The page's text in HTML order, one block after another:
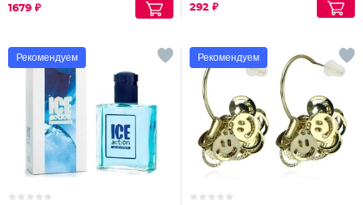
1679 ₽ 292 ₽
Рекомендуем Рекомендуем